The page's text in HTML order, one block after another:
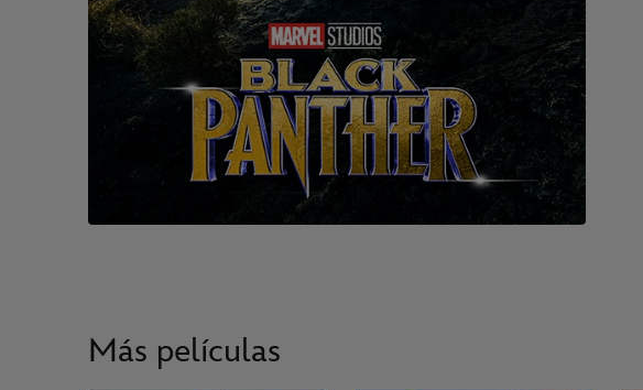
Más películas